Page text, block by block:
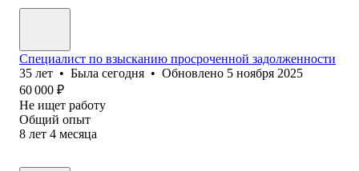
Специалист по взысканию просроченной задолженности
35 лет • Была сегодня • Обновлено 5 ноября 2025
60 000 ₽
Не ищет работу
Общий опыт
8 лет 4 месяца